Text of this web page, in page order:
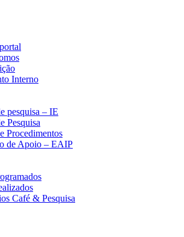
Interno
pesquisa – IE
Pesquisa
Procedimentos
de Apoio – EAIP
Café & Pesquisa